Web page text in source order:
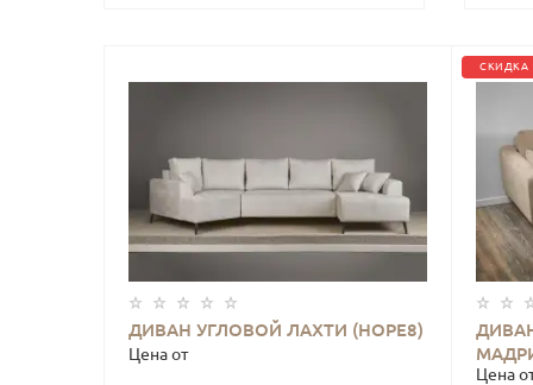
ДИВАН УГЛОВОЙ ЛАХТИ (HOPE8)
Цена от
КУПИТЬ
СКИДКА
Цена